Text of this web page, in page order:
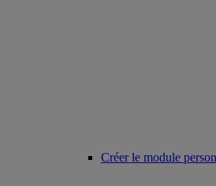
Créer le module